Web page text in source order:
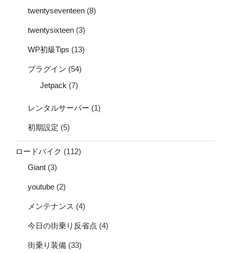
twentyseventeen (8)
twentysixteen (3)
WP初級Tips (13)
プラグイン (54)
Jetpack (7)
レンタルサーバー (1)
初期設定 (5)
ロードバイク (112)
Giant (3)
youtube (2)
メンテナンス (4)
今日の街乗り反省点 (4)
街乗り装備 (33)